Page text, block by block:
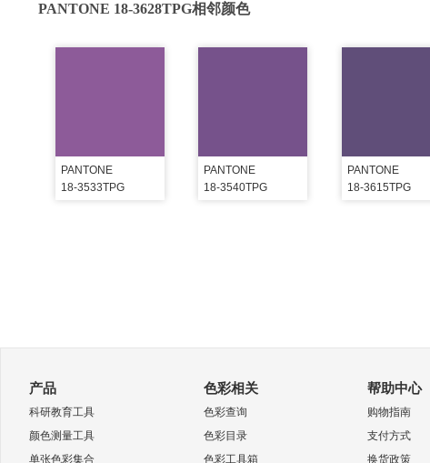
PANTONE 18-3628TPG相邻颜色
PANTONE
18-3533TPG
PANTONE
18-3540TPG
PANTONE
18-3615TPG
产品
科研教育工具
颜色测量工具
单张色彩集合
色彩相关
色彩查询
色彩目录
色彩工具箱
帮助中心
购物指南
支付方式
换货政策